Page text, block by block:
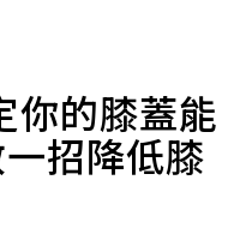
你的膝蓋能
招降低膝